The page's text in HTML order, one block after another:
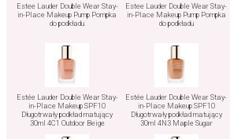
Estee Lauder Double Wear Stay-
in-Place Makeup Pump Pompka
do podkładu
Estee Lauder Double Wear Stay-
in-Place Makeup Pump Pompka
do podkładu
Estée Lauder Double Wear Stay-
in-Place Makeup SPF10
Długotrwały podkład matujący
30ml 4C1 Outdoor Beige
Estée Lauder Double Wear Stay-
in-Place Makeup SPF10
Długotrwały podkład matujący
30ml 4N3 Maple Sugar